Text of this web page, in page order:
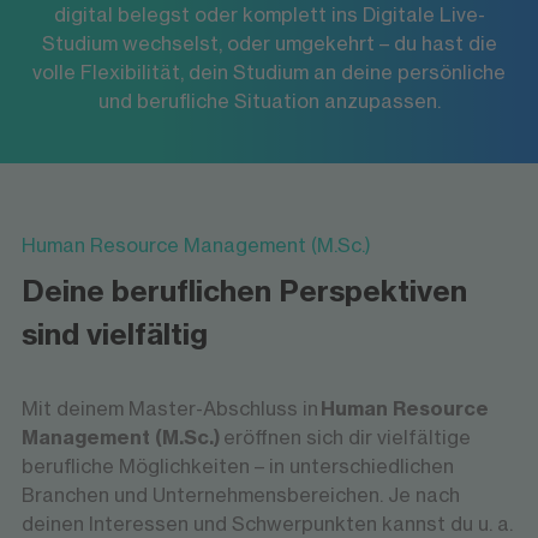
ausgewählten Modulen. Dein Vorteil: Vor jedem
Semester hast du die Möglichkeit, weitere
Module digital zu belegen, komplett virtuell zu
studieren oder dein Hochschulzentrum zu
Lehrenden und Kommilitonen, diskutierst im
Chat und arbeitest aktiv in kleinen Gruppen.
Die Vorlesungen werden in der Regel
aufgezeichnet und sind in der Mediathek
Semester hast du zu dem die Möglichkeit
Studium+ zu wechseln.
digital belegst oder komplett ins Digitale Live-
Studium wechselst, oder umgekehrt – du hast die
volle Flexibilität, dein Studium an deine persönliche
und berufliche Situation anzupassen.
Human Resource Management (M.Sc.)
Deine beruflichen Perspektiven
sind vielfältig
Mit deinem Master-Abschluss in Human Resource
Management (M.Sc.) eröffnen sich dir vielfältige
berufliche Möglichkeiten – in unterschiedlichen
Branchen und Unternehmensbereichen. Je nach
deinen Interessen und Schwerpunkten kannst du u. a.